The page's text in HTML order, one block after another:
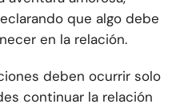
que algo debe
en la relación.
deben ocurrir solo
continuar la relación